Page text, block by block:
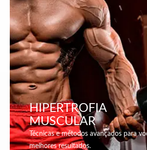
HIPERTROFIA
MUSCULAR
Técnicas e métodos avançados para
melhores resultados.